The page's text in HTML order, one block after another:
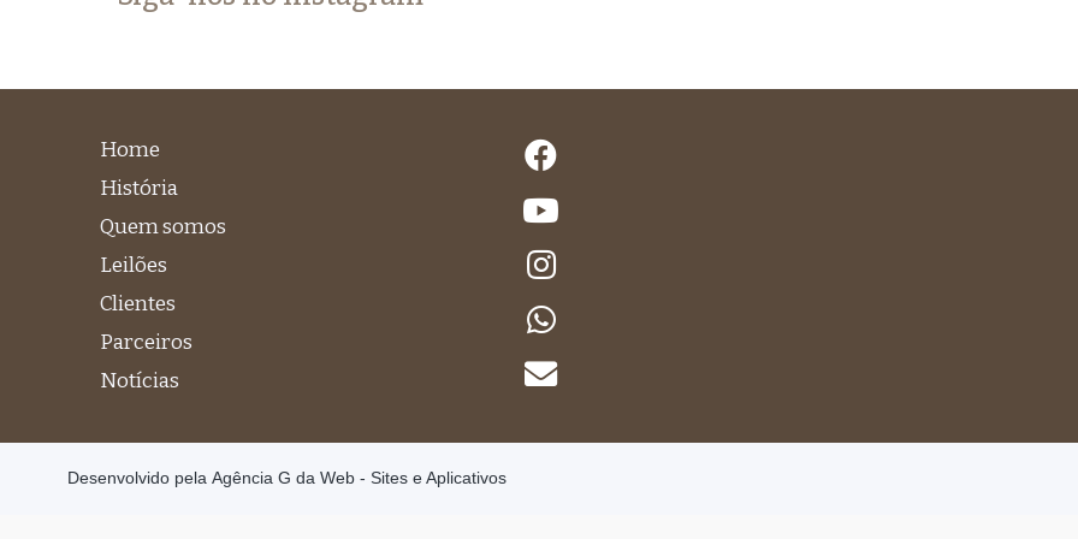
Home
História
Quem somos
Leilões
Clientes
Parceiros
Notícias
Desenvolvido pela Agência G da Web - Sites e Aplicativos